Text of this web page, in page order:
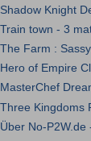
Shadow Knight
Train town - 3
The Farm :
Hero of Empire
MasterChef
Three Kingdoms
Über No-P2W.de